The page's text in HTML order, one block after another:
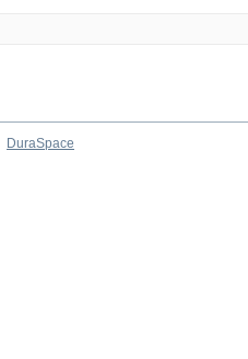
DuraSpace